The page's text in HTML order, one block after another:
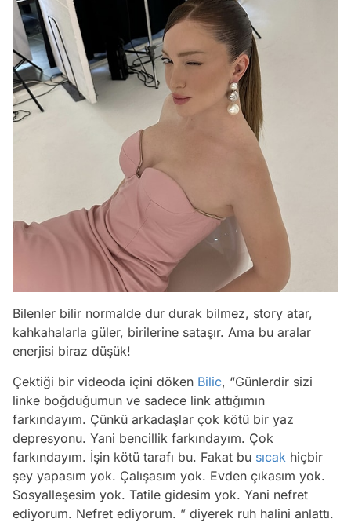
Bilenler bilir normalde dur durak bilmez, story atar,
kahkahalarla güler, birilerine sataşır. Ama bu aralar
enerjisi biraz düşük!
Çektiği bir videoda içini döken Bilic, “Günlerdir sizi
linke boğduğumun ve sadece link attığımın
farkındayım. Çünkü arkadaşlar çok kötü bir yaz
depresyonu. Yani bencillik farkındayım. Çok
farkındayım. İşin kötü tarafı bu. Fakat bu sıcak hiçbir
şey yapasım yok. Çalışasım yok. Evden çıkasım yok.
Sosyalleşesim yok. Tatile gidesim yok. Yani nefret
ediyorum. Nefret ediyorum. ” diyerek ruh halini anlattı.